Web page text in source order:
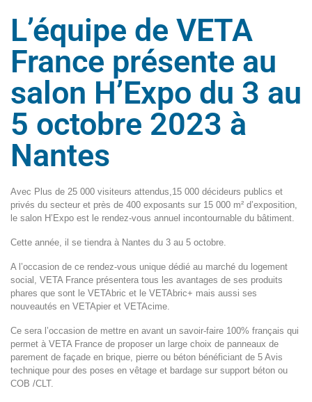
L’équipe de VETA
France présente au
salon H’Expo du 3 au
5 octobre 2023 à
Nantes
Avec Plus de 25 000 visiteurs attendus,15 000 décideurs publics et
privés du secteur et près de 400 exposants sur 15 000 m² d’exposition,
le salon H’Expo est le rendez-vous annuel incontournable du bâtiment.
Cette année, il se tiendra à Nantes du 3 au 5 octobre.
A l’occasion de ce rendez-vous unique dédié au marché du logement
social, VETA France présentera tous les avantages de ses produits
phares que sont le VETAbric et le VETAbric+ mais aussi ses
nouveautés en VETApier et VETAcime.
Ce sera l’occasion de mettre en avant un savoir-faire 100% français qui
permet à VETA France de proposer un large choix de panneaux de
parement de façade en brique, pierre ou béton bénéficiant de 5 Avis
technique pour des poses en vêtage et bardage sur support béton ou
COB /CLT.